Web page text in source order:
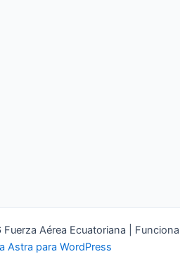
Aérea Ecuatoriana | Funciona
Astra para WordPress